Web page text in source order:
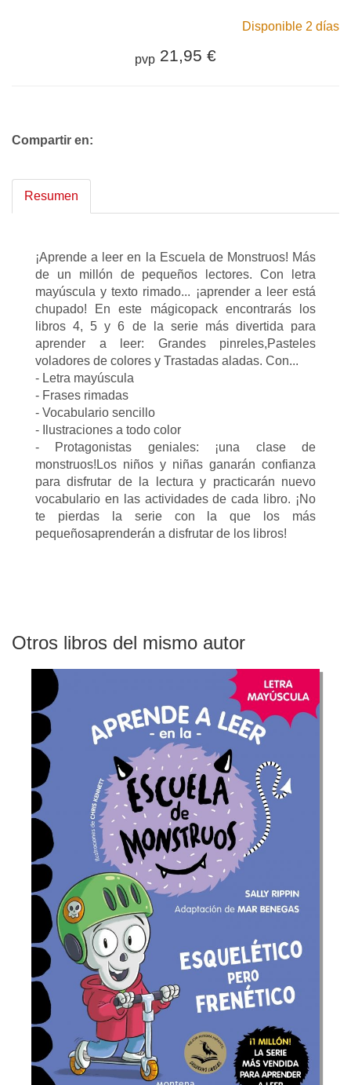
Disponible 2 días
pvp 21,95 €
Compartir en:
Resumen
¡Aprende a leer en la Escuela de Monstruos! Más
de un millón de pequeños lectores. Con letra
mayúscula y texto rimado... ¡aprender a leer está
chupado! En este mágicopack encontrarás los
libros 4, 5 y 6 de la serie más divertida para
aprender a leer: Grandes pinreles,Pasteles
voladores de colores y Trastadas aladas. Con...
- Letra mayúscula
- Frases rimadas
- Vocabulario sencillo
- Ilustraciones a todo color
- Protagonistas geniales: ¡una clase de
monstruos!Los niños y niñas ganarán confianza
para disfrutar de la lectura y practicarán nuevo
vocabulario en las actividades de cada libro. ¡No
te pierdas la serie con la que los más
pequeñosaprenderán a disfrutar de los libros!
Otros libros del mismo autor